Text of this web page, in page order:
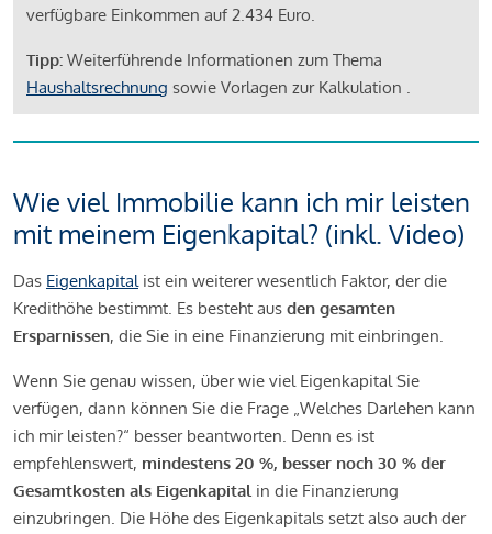
verfügbare Einkommen auf 2.434 Euro.
Tipp: Weiterführende Informationen zum Thema
Haushaltsrechnung sowie Vorlagen zur Kalkulation .
Wie viel Immobilie kann ich mir leisten
mit meinem Eigenkapital? (inkl. Video)
Das Eigenkapitalist ein weiterer wesentlich Faktor, der die
Kredithöhe bestimmt. Es besteht aus den gesamten
Ersparnissen, die Sie in eine Finanzierung mit einbringen.
Wenn Sie genau wissen, über wie viel Eigenkapital Sie
verfügen, dann können Sie die Frage „Welches Darlehen kann
ich mir leisten?“ besser beantworten. Denn es ist
empfehlenswert, mindestens 20 %, besser noch 30 % der
Gesamtkosten als Eigenkapital in die Finanzierung
einzubringen. Die Höhe des Eigenkapitals setzt also auch der